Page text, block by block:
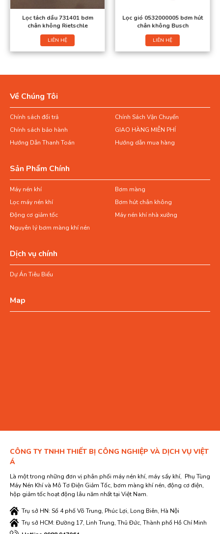
Lọc tách dầu 731401 bơm
chân không Rietschle
LIÊN HỆ
Lọc gió 0532000005 bơm hút
chân không Busch
LIÊN HỆ
Về Chúng Tôi
Chính sách đổi trả
Chính Sách Vận Chuyển
Chính sách bảo hành
GIAO HÀNG MIỄN PHÍ
Hướng Dẫn Thanh Toán
Hướng dẫn mua hàng
Sản Phẩm Chính
Máy nén khí
Bơm màng
Lọc máy nén khí
Bơm hút chân không
Động cơ giảm tốc
Máy nén khí nhà xưởng
Nguyên lý bơm màng khí nén
Dịch vụ chính
Dự Án Tiêu Biểu
Map
CÔNG TY TNHH THIẾT BỊ CÔNG NGHIỆP VÀ DỊCH VỤ VIỆT
Á
Là một trong những đơn vị phân phối máy nén khí, máy sấy khí, Phụ Tùng
Máy Nén Khí và Mô Tơ Điện Giảm Tốc, bơm màng khí nén, động cơ điện,
hộp giảm tốc hoạt động lâu năm nhất tại Việt Nam.
Trụ sở HN: Số 4 phố Võ Trung, Phúc Lợi, Long Biên, Hà Nội
Trụ sở HCM: Đường 17, Linh Trung, Thủ Đức, Thành phố Hồ Chí Minh